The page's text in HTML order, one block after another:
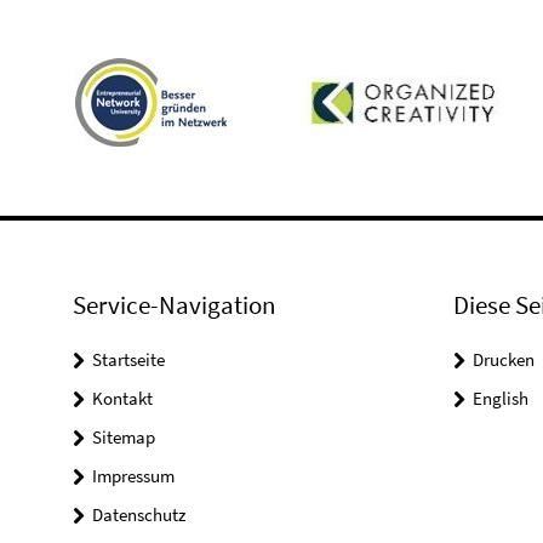
Service-Navigation
Startseite
Kontakt
Sitemap
Impressum
Datenschutz
Diese
Drucken
English